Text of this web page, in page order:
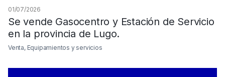
01/07/2026
Se vende Gasocentro y Estación de Servicio
en la provincia de Lugo.
Venta, Equipamientos y servicios